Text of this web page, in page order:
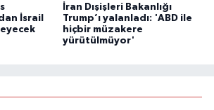
İsrail
İran Dışişleri Bakanlığı
Trump’ı yalanladı: 'ABD ile
hiçbir müzakere
yürütülmüyor'